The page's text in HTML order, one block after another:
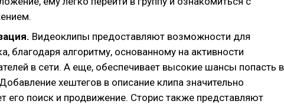
Видеоклипы предоставляют возможности для
благодаря алгоритму, основанному на активности
в сети. А еще, обеспечивает высокие шансы попасть в
хештегов в описание клипа значительно
его поиск и продвижение. Сторис также представляют